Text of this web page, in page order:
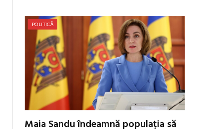
POLITICĂ
Maia Sandu îndeamnă populația să